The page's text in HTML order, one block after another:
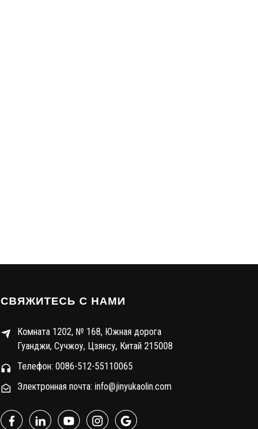
СВЯЖИТЕСЬ С НАМИ
Комната 1202, № 168, Южная дорога
Гуанджи, Сучжоу, Цзянсу, Китай 215008
Телефон: 0086-512-55110065
Электронная почта: info@jinyukaolin.com